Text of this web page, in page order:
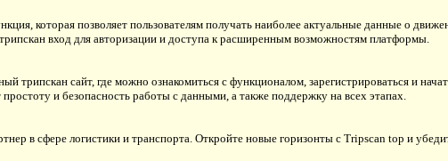
которая позволяет пользователям получать наиболее актуальные данные о
вход для авторизации и доступа к расширенным возможностям платформы.
трипскан сайт, где можно ознакомиться с функционалом, зарегистрироваться и
и безопасность работы с данными, а также поддержку на всех этапах.
в сфере логистики и транспорта. Откройте новые горизонты с Tripscan top и